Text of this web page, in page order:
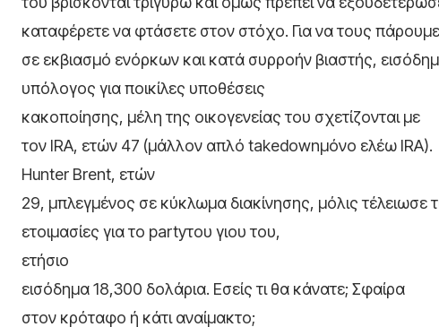
καταφέρετε να φτάσετε στον στόχο. Για να τους
σε εκβιασμό ενόρκων και κατά συρροήν βιαστής,
υπόλογος για ποικίλες υποθέσεις
κακοποίησης, μέλη της οικογενείας του σχετίζονται με
τον IRA, ετών 47 (μάλλον απλό takedownμόνο ελέω IRA).
Hunter Brent, ετών
29, μπλεγμένος σε κύκλωμα διακίνησης, μόλις τέλειωσε
ετοιμασίες για το partyτου γιου του,
ετήσιο
εισόδημα 18,300 δολάρια. Εσείς τι θα κάνατε; Σφαίρα
στον κρόταφο ή κάτι αναίμακτο;